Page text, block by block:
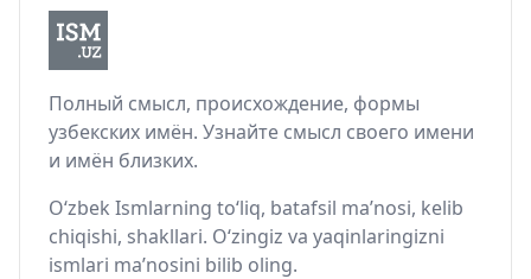
Полный смысл, происхождение, формы
узбекских имён. Узнайте смысл своего имени
и имён близких.
O‘zbek Ismlarning to‘liq, batafsil ma’nosi, kelib
chiqishi, shakllari. O‘zingiz va yaqinlaringizni
ismlari ma’nosini bilib oling.